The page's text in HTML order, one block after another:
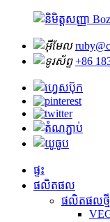
+86
ផ្ទះ
ផលិតផល
ផលិតផលថ្